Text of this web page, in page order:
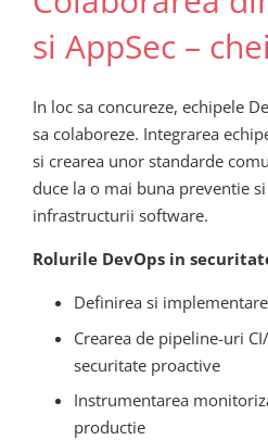
si AppSec –
In loc sa concureze, echipele
sa colaboreze. Integrarea
si crearea unor standarde
duce la o mai buna preventie
infrastructurii software.
Rolurile DevOps in
Definirea si
Crearea de pipeline-uri
securitate proactive
Instrumentarea
productie